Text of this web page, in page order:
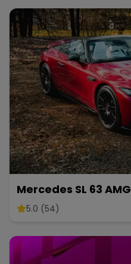
Mercedes SL 63 AMG
5.0 (54)